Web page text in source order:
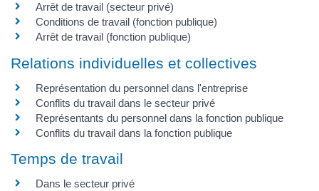
Arrêt de travail (secteur privé)
Conditions de travail (fonction publique)
Arrêt de travail (fonction publique)
Relations individuelles et collectives
Représentation du personnel dans l'entreprise
Conflits du travail dans le secteur privé
Représentants du personnel dans la fonction publique
Conflits du travail dans la fonction publique
Temps de travail
Dans le secteur privé